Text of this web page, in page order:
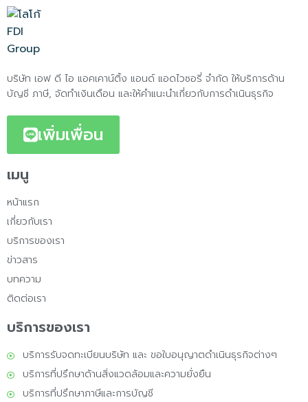
บริษัท เอฟ ดี ไอ แอคเคาน์ติ้ง แอนด์ แอดไวซอรี่ จำกัด ให้บริการด้าน
บัญชี ภาษี, จัดทำเงินเดือน และให้คำแนะนำเกี่ยวกับการดำเนินธุรกิจ
เพิ่มเพื่อน
เมนู
หน้าแรก
เกี่ยวกับเรา
บริการของเรา
ข่าวสาร
บทความ
ติดต่อเรา
บริการของเรา
บริการรับจดทะเบียนบริษัท และ ขอใบอนุญาตดำเนินธุรกิจต่างๆ
บริการที่ปรึกษาด้านสิ่งแวดล้อมและความยั่งยืน
บริการที่ปรึกษาภาษีและการบัญชี